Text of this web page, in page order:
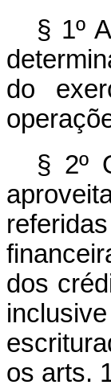
§ 1º
do
§ 2º
dos
os arts.